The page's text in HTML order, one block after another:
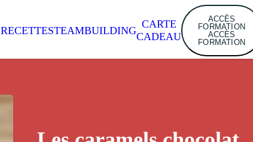
RECETTESTEAMBUILDING
CARTE
CADEAU
ACCÈS
FORMATION
ACCÈS
FORMATION